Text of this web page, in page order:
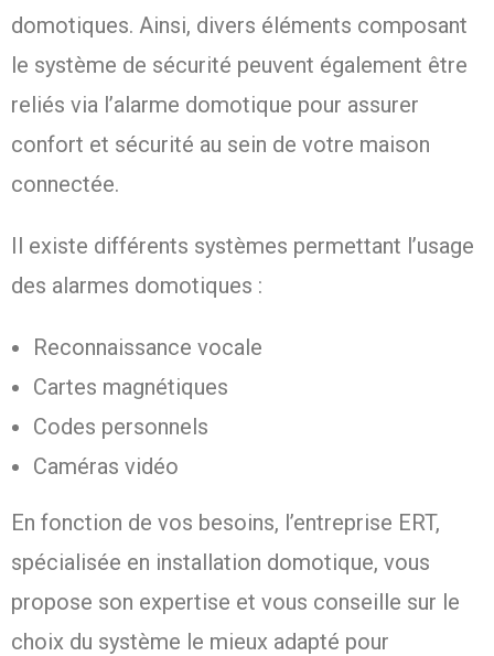
domotiques. Ainsi, divers éléments composant
le système de sécurité peuvent également être
reliés via l’alarme domotique pour assurer
confort et sécurité au sein de votre maison
connectée.
Il existe différents systèmes permettant l’usage
des alarmes domotiques :
Reconnaissance vocale
Cartes magnétiques
Codes personnels
Caméras vidéo
En fonction de vos besoins, l’entreprise ERT,
spécialisée en installation domotique, vous
propose son expertise et vous conseille sur le
choix du système le mieux adapté pour